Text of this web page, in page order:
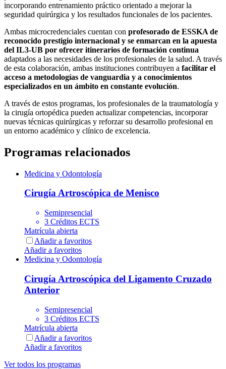
incorporando entrenamiento práctico orientado a mejorar la
seguridad quirúrgica y los resultados funcionales de los pacientes.
Ambas microcredenciales cuentan con profesorado de ESSKA de
reconocido prestigio internacional y se enmarcan en la apuesta
del IL3-UB por ofrecer itinerarios de formación continua
adaptados a las necesidades de los profesionales de la salud. A través
de esta colaboración, ambas instituciones contribuyen a facilitar el
acceso a metodologías de vanguardia y a conocimientos
especializados en un ámbito en constante evolución.
A través de estos programas, los profesionales de la traumatología y
la cirugía ortopédica pueden actualizar competencias, incorporar
nuevas técnicas quirúrgicas y reforzar su desarrollo profesional en
un entorno académico y clínico de excelencia.
Programas relacionados
Medicina y Odontología
Cirugía Artroscópica de Menisco
Semipresencial
3 Créditos ECTS
Matrícula abierta
Añadir a favoritos
Añadir a favoritos
Medicina y Odontología
Cirugía Artroscópica del Ligamento Cruzado
Anterior
Semipresencial
3 Créditos ECTS
Matrícula abierta
Añadir a favoritos
Añadir a favoritos
Ver todos los programas